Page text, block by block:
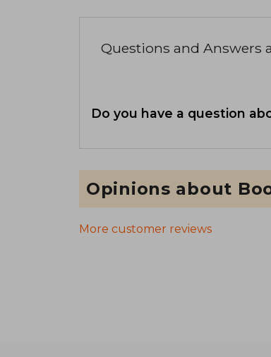
Questions and Answers
Do you have a question
Opinions about
More customer reviews